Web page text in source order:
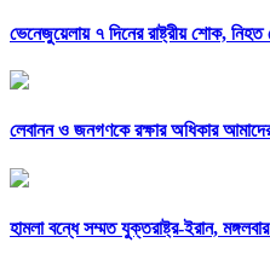
ভেনেজুয়েলায় ৭ দিনের রাষ্ট্রীয় শোক,
লেবানন ও জনগণকে রক্ষার অধিকার
হামলা বন্ধে সম্মত যুক্তরাষ্ট্র-ইরান,